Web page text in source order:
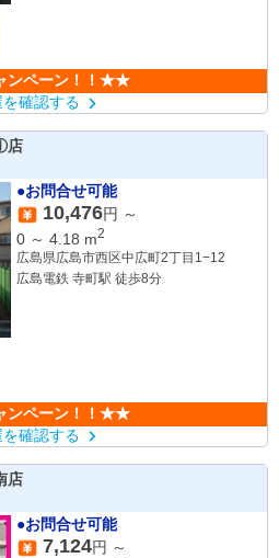
ンペーン！！★★
確認する
店
●お問合せ可能
10,476円 ～
0 ～ 4.18 m2
広島県広島市西区中広町2丁目1−12
広島電鉄 寺町駅 徒歩8分
ンペーン！！★★
確認する
店
●お問合せ可能
7,124円 ～